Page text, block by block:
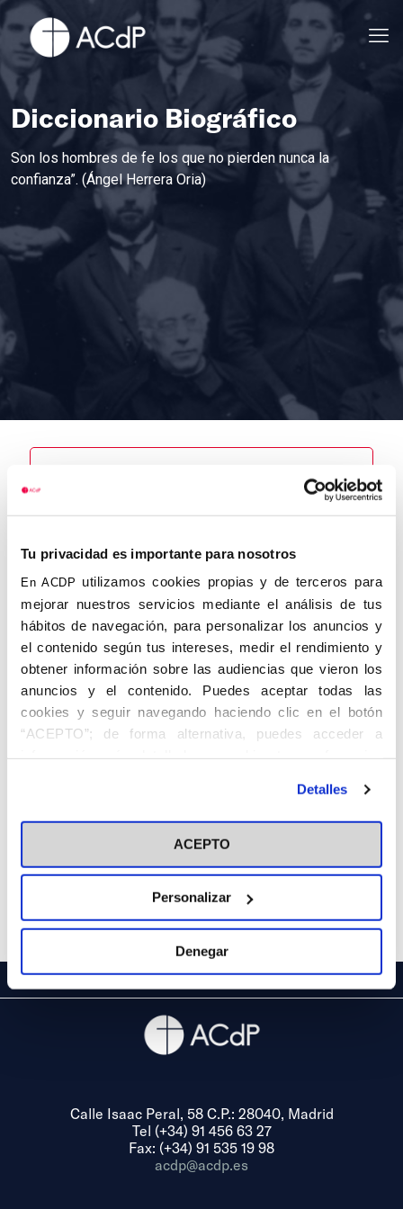
Tu privacidad es importante para nosotros
En ACDP utilizamos cookies propias y de terceros para
mejorar nuestros servicios mediante el análisis de tus
hábitos de navegación, para personalizar los anuncios y
el contenido según tus intereses, medir el rendimiento y
obtener información sobre las audiencias que vieron los
anuncios y el contenido. Puedes aceptar todas las
cookies y seguir navegando haciendo clic en el botón
“ACEPTO”; de forma alternativa, puedes acceder a
información más detallada y cambiar tus preferencias
en el botón "Personalizar". Para más información puedes
visitar nuestra Política de Cookies
Detalles
ACEPTO
Personalizar
Denegar
Diccionario Biográfico
Son los hombres de fe los que no pierden nunca la
confianza”. (Ángel Herrera Oria)
Nombre
Hoces,
Ricardo de la
Autor
Centro de
adscripción
Fecha de
nacimiento
09/11/1926
Fecha de
defunción
Lugar de
defunción
Calle Isaac Peral, 58 C.P.: 28040, Madrid
Tel (+34) 91 456 63 27
Fax: (+34) 91 535 19 98
acdp@acdp.es